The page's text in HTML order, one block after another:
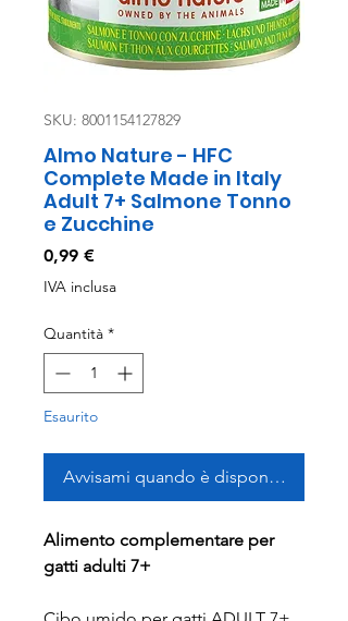
SKU: 8001154127829
Almo Nature - HFC
Complete Made in Italy
Adult 7+ Salmone Tonno
e Zucchine
0,99 €Prezzo
IVA inclusa
Quantità *
Esaurito
Avvisami quando è disponibile
Alimento complementare per
gatti adulti 7+